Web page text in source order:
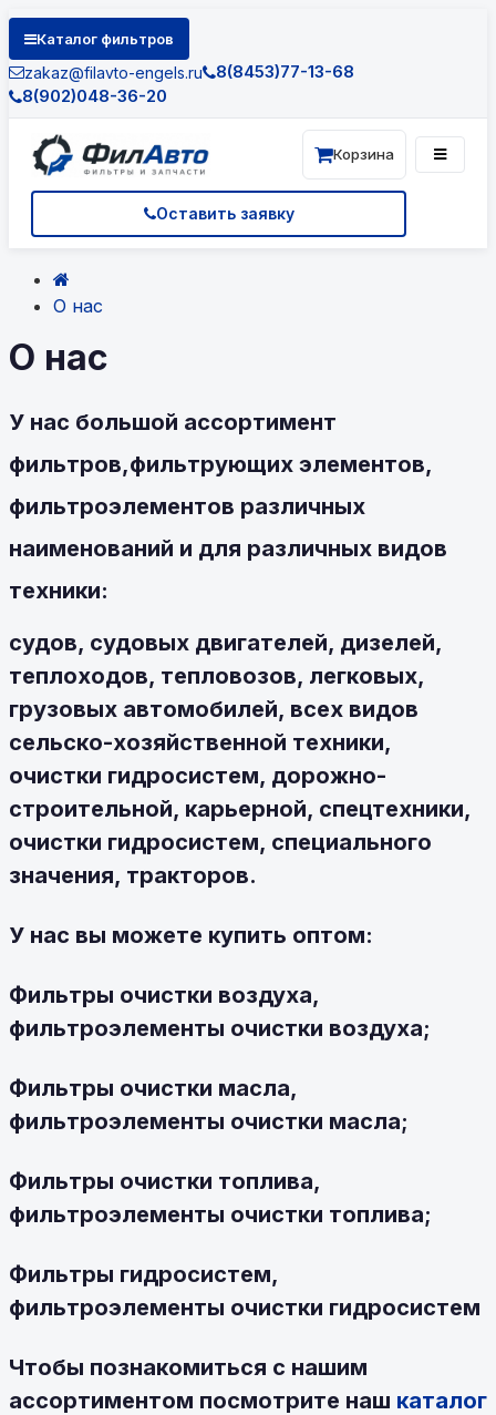
Каталог фильтров
zakaz@filavto-engels.ru
8(8453)77-13-68
8(902)048-36-20
Оставить заявку
Корзина
О нас
О нас
У нас большой ассортимент
фильтров,фильтрующих элементов,
фильтроэлементов различных
наименований и для различных видов
техники:
судов, судовых двигателей, дизелей,
теплоходов, тепловозов, легковых,
грузовых автомобилей, всех видов
сельско-хозяйственной техники,
очистки гидросистем, дорожно-
строительной, карьерной, спецтехники,
очистки гидросистем, специального
значения, тракторов.
У нас вы можете купить оптом:
Фильтры очистки воздуха,
фильтроэлементы очистки воздуха;
Фильтры очистки масла,
фильтроэлементы очистки масла;
Фильтры очистки топлива,
фильтроэлементы очистки топлива;
Фильтры гидросистем,
фильтроэлементы очистки гидросистем
Чтобы познакомиться с нашим
ассортиментом посмотрите наш каталог